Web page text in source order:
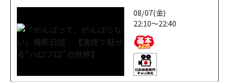
08/07(金)
22:10～22:40